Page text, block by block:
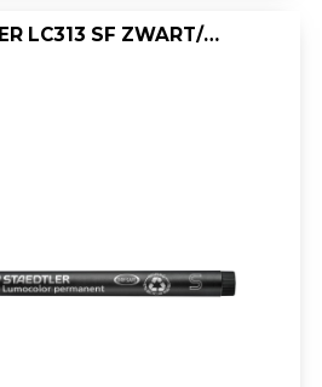
OHP/CD/DVDMARKER LC313 SF ZWART/DOOS 10